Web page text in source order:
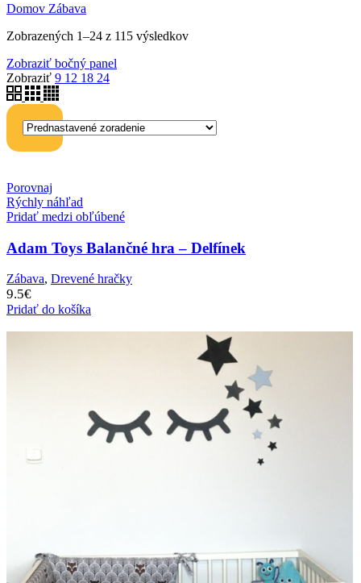
Domov Zábava
Zobrazených 1–24 z 115 výsledkov
Zobraziť bočný panel
Zobraziť 9 12 18 24
Porovnaj
Rýchly náhľad
Pridať medzi obľúbené
Adam Toys Balančné hra – Delfínek
Zábava, Drevené hračky
9.5€
Pridať do košíka